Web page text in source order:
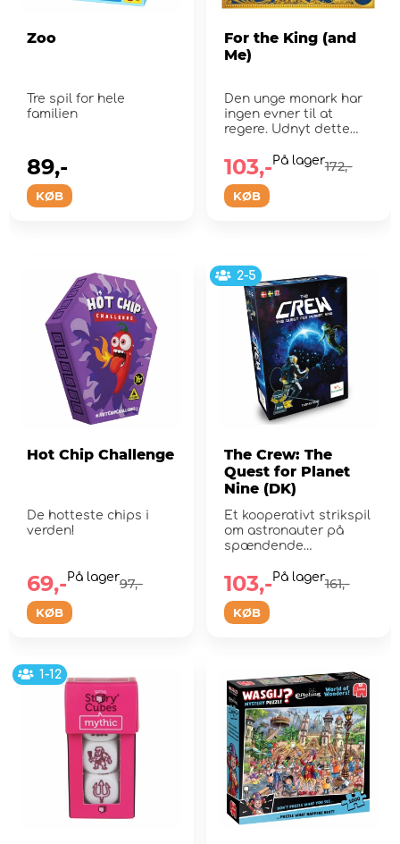
Zoo
Tre spil for hele
familien
KØB
89,-
For the King (and
Me)
Den unge monark har
ingen evner til at
regere. Udnyt dette
d...
KØB
172,-
103,- På lager
Hot Chip Challenge
De hotteste chips i
verden!
KØB
97,-
69,- På lager
2-5
The Crew: The
Quest for Planet
Nine (DK)
Et kooperativt strikspil
om astronauter på
spændende
KØB
161,-
103,- På lager
1-12